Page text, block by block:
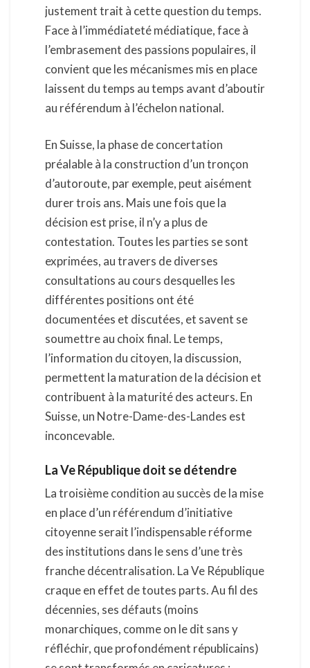
justement trait à cette question du temps.
Face à l’immédiateté médiatique, face à
l’embrasement des passions populaires, il
convient que les mécanismes mis en place
laissent du temps au temps avant d’aboutir
au référendum à l’échelon national.
En Suisse, la phase de concertation
préalable à la construction d’un tronçon
d’autoroute, par exemple, peut aisément
durer trois ans. Mais une fois que la
décision est prise, il n’y a plus de
contestation. Toutes les parties se sont
exprimées, au travers de diverses
consultations au cours desquelles les
différentes positions ont été
documentées et discutées, et savent se
soumettre au choix final. Le temps,
l’information du citoyen, la discussion,
permettent la maturation de la décision et
contribuent à la maturité des acteurs. En
Suisse, un Notre-Dame-des-Landes est
inconcevable.
La Ve République doit se détendre
La troisième condition au succès de la mise
en place d’un référendum d’initiative
citoyenne serait l’indispensable réforme
des institutions dans le sens d’une très
franche décentralisation. La Ve République
craque en effet de toutes parts. Au fil des
décennies, ses défauts (moins
monarchiques, comme on le dit sans y
réfléchir, que profondément républicains)